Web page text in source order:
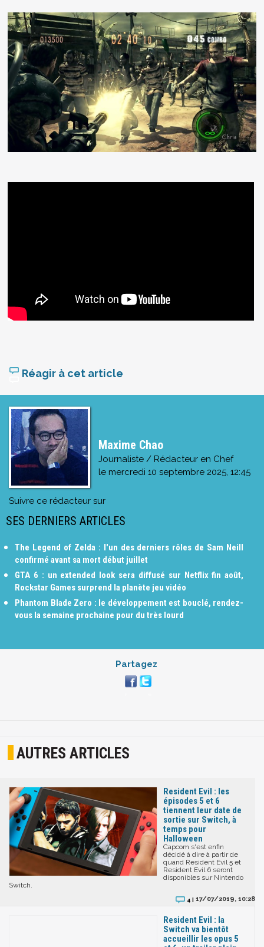
Réagir à cet article
Maxime Chao
Journaliste / Rédacteur en Chef
le mercredi 10 septembre 2025, 12:45
Suivre ce rédacteur sur
SES DERNIERS ARTICLES
The Legend of Zelda : l'un des derniers rôles de Sam Neill
confirmé avant sa mort début juillet
GTA 6 : un extended look sera diffusé sur Netflix fin août,
Rockstar Games surprend la planète jeu vidéo
Phantom Blade Zero : le développement est bouclé, rendez-
vous la semaine prochaine pour du très lourd
Partagez
AUTRES ARTICLES
Resident Evil : les
épisodes 5 et 6
tiennent leur date de
sortie sur Switch, à
temps pour
Halloween
Capcom s'est enfin
décidé à dire à partir de
quand Resident Evil 5 et
Resident Evil 6 seront
disponibles sur Nintendo
Switch.
4 | 17/07/2019, 10:28
Resident Evil : la
Switch va bientôt
accueillir les opus 5